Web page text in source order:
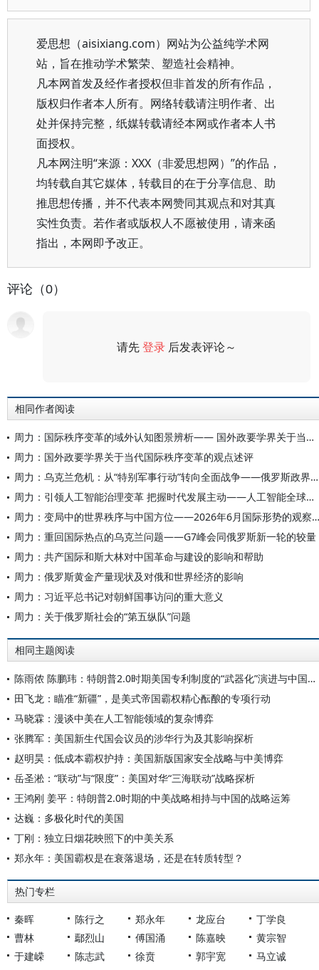
爱思想（aisixiang.com）网站为公益纯学术网
站，旨在推动学术繁荣、塑造社会精神。
凡本网首发及经作者授权但非首发的所有作品，
版权归作者本人所有。网络转载请注明作者、出
处并保持完整，纸媒转载请经本网或作者本人书
面授权。
凡本网注明“来源：XXX（非爱思想网）”的作品，
均转载自其它媒体，转载目的在于分享信息、助
推思想传播，并不代表本网赞同其观点和对其真
实性负责。若作者或版权人不愿被使用，请来函
指出，本网即予改正。
评论（0）
请先登录 后发表评论～
相同作者阅读
周力：国际秩序变革的域外认知图景辨析—— 国外政要学界关于当代秩序变革的观点述评
周力：国外政要学界关于当代国际秩序变革的观点述评
周力：乌克兰危机：从“特别军事行动”转向全面战争——俄罗斯政界学界对当前局势的研判
周力：引领人工智能治理变革 把握时代发展主动——人工智能全球治理的中国担当与世界意义
周力：变局中的世界秩序与中国方位——2026年6月国际形势的观察与思考
周力：重回国际热点的乌克兰问题——G7峰会同俄罗斯新一轮的较量
周力：共产国际和斯大林对中国革命与建设的影响和帮助
周力：俄罗斯黄金产量现状及对俄和世界经济的影响
周力：习近平总书记对朝鲜国事访问的重大意义
周力：关于俄罗斯社会的“第五纵队”问题
相同主题阅读
陈雨侬 陈鹏玮：特朗普2.0时期美国专利制度的“武器化”演进与中国应对
田飞龙：瞄准“新疆”，是美式帝国霸权精心酝酿的专项行动
马晓霖：漫谈中美在人工智能领域的复杂博弈
张腾军：美国新生代国会议员的涉华行为及其影响探析
赵明昊：低成本霸权护持：美国新版国家安全战略与中美博弈
岳圣淞：“联动”与“限度”：美国对华“三海联动”战略探析
王鸿刚 姜平：特朗普2.0时期的中美战略相持与中国的战略运筹
达巍：多极化时代的美国
丁刚：独立日烟花映照下的中美关系
郑永年：美国霸权是在衰落退场，还是在转质转型？
热门专栏
秦晖 陈行之 郑永年 龙应台
丁学良
曹林
鄢烈山 傅国涌 陈嘉映
黄宗智
于建嵘
陈志武 徐贲 郭宇宽
马立诚